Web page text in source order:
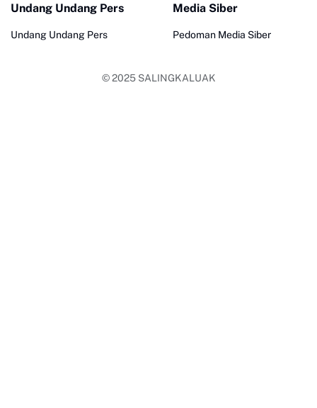
Undang Undang Pers
Undang Undang Pers
Media Siber
Pedoman Media Siber
© 2025 SALINGKALUAK